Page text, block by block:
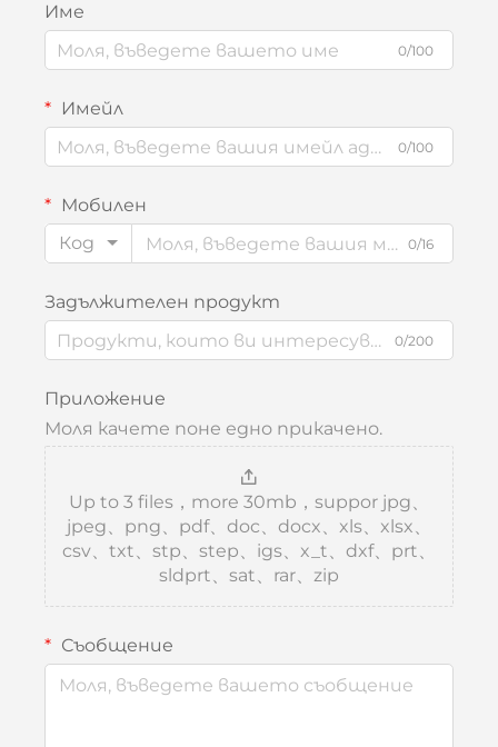
Име
0/100
Имейл
0/100
Мобилен
Код
0/16
Задължителен продукт
0/200
Приложение
Моля качете поне едно прикачено.
Up to 3 files，more 30mb，suppor jpg、
jpeg、png、pdf、doc、docx、xls、xlsx、
csv、txt、stp、step、igs、x_t、dxf、prt、
sldprt、sat、rar、zip
Съобщение